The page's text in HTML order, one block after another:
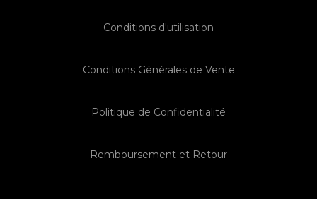
Conditions d'utilisation
Conditions Générales de Vente
Politique de Confidentialité
Remboursement et Retour